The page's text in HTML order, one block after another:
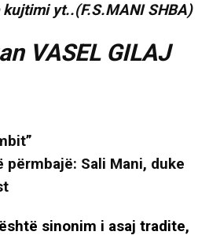
yt..(F.S.MANI SHBA)
VASEL GILAJ
sinonim i asaj tradite,